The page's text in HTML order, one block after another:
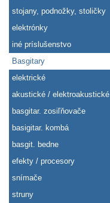
stojany, podnožky, stoličky
elektrónky
iné príslušenstvo
Basgitary
elektrické
akustické / elektroakustické
basgitar. zosiľňovače
basigitar. kombá
basgit. bedne
efekty / procesory
snímače
struny